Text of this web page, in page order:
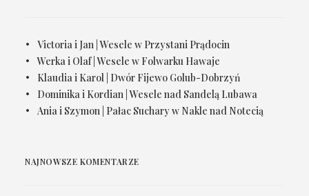
Victoria i Jan | Wesele w Przystani Prądocin
Werka i Olaf | Wesele w Folwarku Hawaje
Klaudia i Karol | Dwór Fijewo Golub-Dobrzyń
Dominika i Kordian | Wesele nad Sandelą Lubawa
Ania i Szymon | Pałac Suchary w Nakle nad Notecią
NAJNOWSZE KOMENTARZE